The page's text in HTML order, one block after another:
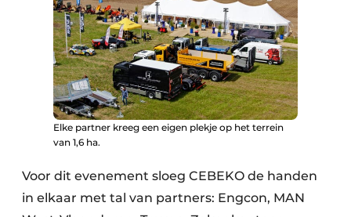
Elke partner kreeg een eigen plekje op het terrein
van 1,6 ha.
Voor dit evenement sloeg CEBEKO de handen
in elkaar met tal van partners: Engcon, MAN